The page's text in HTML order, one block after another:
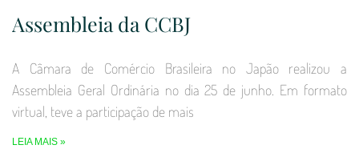
Assembleia da CCBJ
A Câmara de Comércio Brasileira no Japão realizou a
Assembleia Geral Ordinária no dia 25 de junho. Em formato
virtual, teve a participação de mais
LEIA MAIS »